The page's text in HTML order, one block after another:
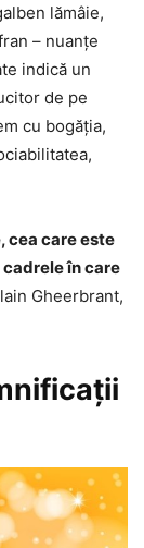
lămâie,
– nuanţe
indică un
de pe
cu bogăția,
cea care este
în care
Gheerbrant,